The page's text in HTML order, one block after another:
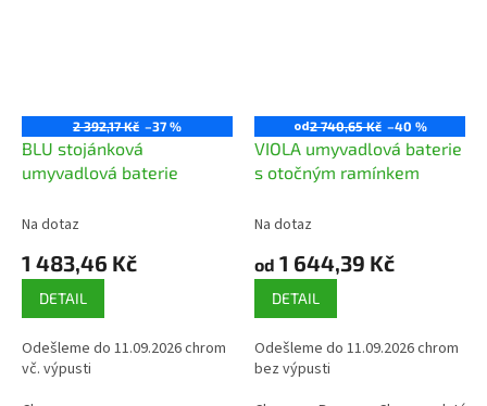
2 392,17 Kč –37 %
BLU stojánková
umyvadlová baterie
Na dotaz
1 483,46 Kč
DETAIL
Odešleme do 11.09.2026 chrom
vč. výpusti
od2 740,65 Kč –40 %
VIOLA umyvadlová baterie
s otočným ramínkem
Na dotaz
od 1 644,39 Kč
DETAIL
Odešleme do 11.09.2026 chrom
bez výpusti